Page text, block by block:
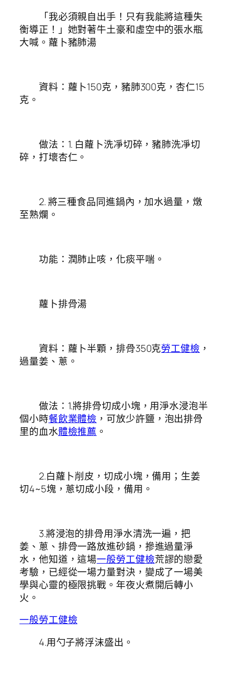
「我必須親自出手！只有我能將這種失
衡導正！」她對著牛土豪和虛空中的張水瓶
大喊。蘿卜豬肺湯
資料：蘿卜150克，豬肺300克，杏仁15
克。
做法：1. 白蘿卜洗凈切碎，豬肺洗凈切
碎，打壞杏仁。
2. 將三種食品同進鍋內，加水過量，燉
至熟爛。
功能：潤肺止咳，化痰平喘。
蘿卜排骨湯
資料：蘿卜半顆，排骨350克勞工健檢 ，
過量姜、蔥。
做法：1.將排骨切成小塊，用淨水浸泡半
個小時餐飲業體檢 ，可放少許鹽，泡出排骨
里的血水體檢推薦 。
2.白蘿卜削皮，切成小塊，備用；生姜
切4~5塊，蔥切成小段，備用。
3.將浸泡的排骨用淨水清洗一遍，把
姜、蔥、排骨一路放進砂鍋，摻進過量淨
水，他知道，這場一般勞工健檢荒謬的戀愛
考驗，已經從一場力量對決，變成了一場美
學與心靈的極限挑戰。年夜火煮開后轉小
火。
一般勞工健檢
4.用勺子將浮沫盛出。